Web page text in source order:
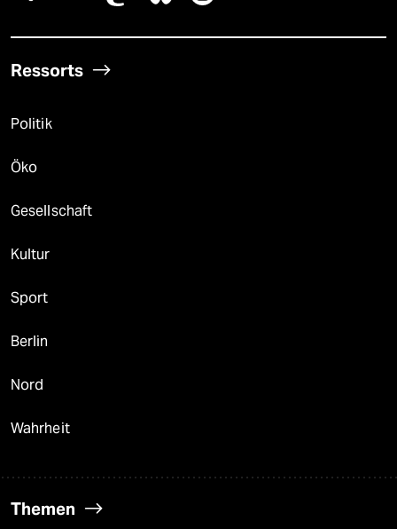
Ressorts
Politik
Öko
Gesellschaft
Kultur
Sport
Berlin
Nord
Wahrheit
Themen